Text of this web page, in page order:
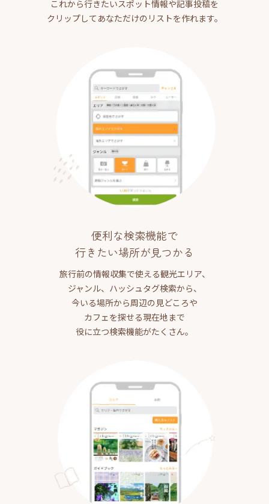
これから行きたいスポット情報や記事投稿を
クリップしてあなただけのリストを作れます。
便利な検索機能で
行きたい場所が見つかる
旅行前の情報収集で使える観光エリア、
ジャンル、ハッシュタグ検索から、
今いる場所から周辺の見どころや
カフェを探せる現在地まで
役に立つ検索機能がたくさん。